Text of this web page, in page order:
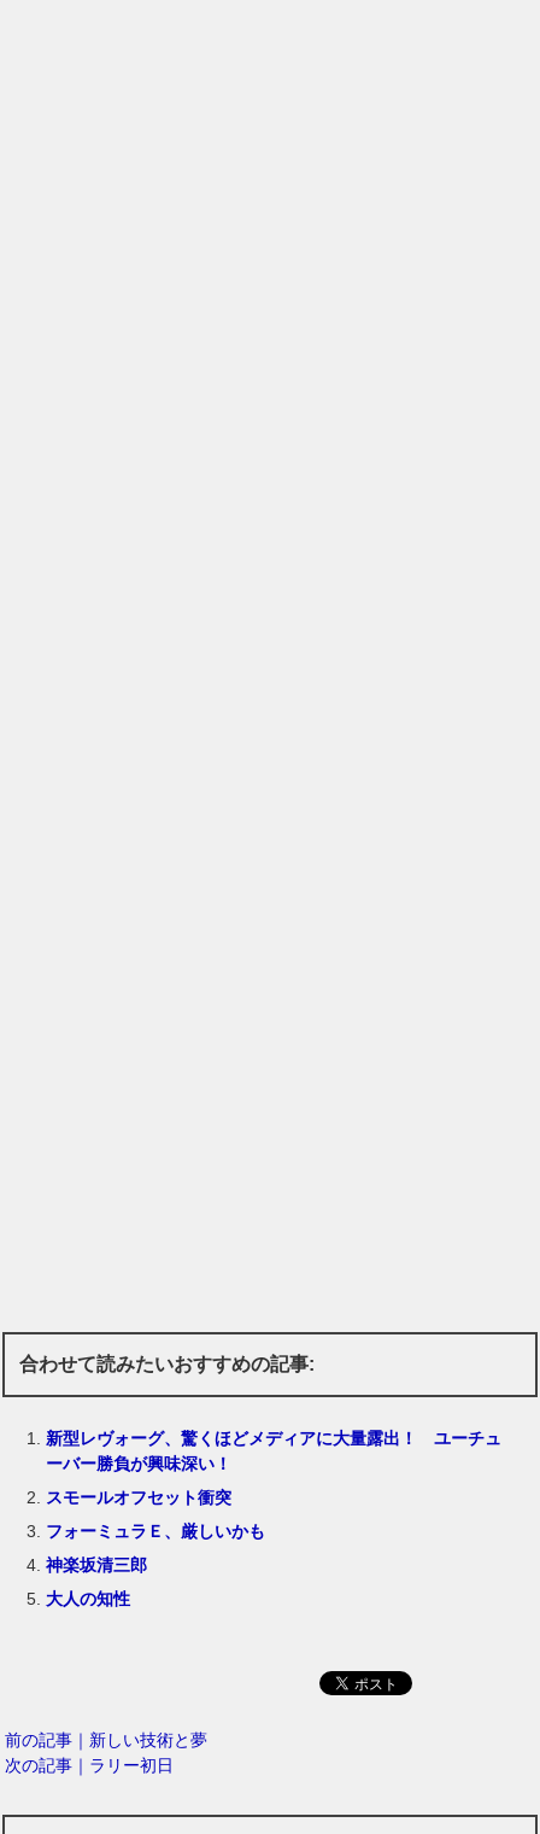
合わせて読みたいおすすめの記事:
新型レヴォーグ、驚くほどメディアに大量露出！ ユーチュ
ーバー勝負が興味深い！
スモールオフセット衝突
フォーミュラＥ、厳しいかも
神楽坂清三郎
大人の知性
前の記事｜新しい技術と夢
次の記事｜ラリー初日